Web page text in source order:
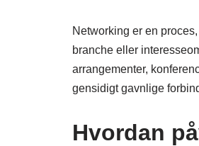
Networking er en
branche eller
arrangementer,
gensidigt gavnlige
Hvordan